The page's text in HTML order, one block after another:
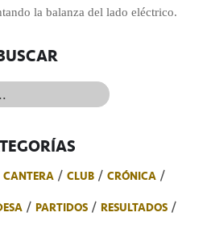
la balanza del lado eléctrico.
CANTERA CLUB
CRÓNICA
PARTIDOS
RESULTADOS